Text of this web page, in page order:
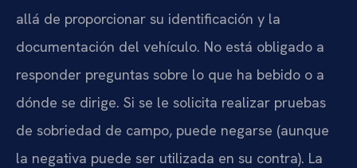
allá de proporcionar su identificación y la
documentación del vehículo. No está obligado a
responder preguntas sobre lo que ha bebido o a
dónde se dirige. Si se le solicita realizar pruebas
de sobriedad de campo, puede negarse (aunque
la negativa puede ser utilizada en su contra). La